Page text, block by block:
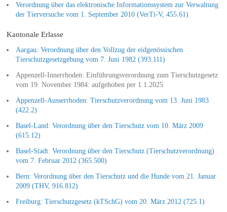
Verordnung über das elektronische Informationssystem zur Verwaltung
der Tierversuche vom 1. September 2010 (VerTi-V, 455.61)
Kantonale Erlasse
Aargau: Verordnung über den Vollzug der eidgenössischen
Tierschutzgesetzgebung vom 7. Juni 1982 (393.111)
Appenzell-Innerrhoden: Einführungsverordnung zum Tierschutzgesetz
vom 19. November 1984: aufgehoben per 1.1.2025
Appenzell-Ausserrhoden: Tierschutzverordnung vom 13. Juni 1983
(422.2)
Basel-Land: Verordnung über den Tierschutz vom 10. März 2009
(615.12)
Basel-Stadt: Verordnung über den Tierschutz (Tierschutzverordnung)
vom 7. Februar 2012 (365.500)
Bern: Verordnung über den Tierschutz und die Hunde vom 21. Januar
2009 (THV, 916.812)
Freiburg: Tierschutzgesetz (kTSchG) vom 20. März 2012 (725.1)